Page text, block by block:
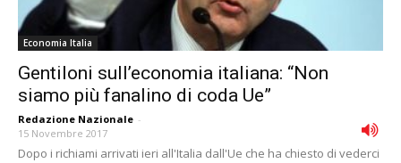
Economia Italia
Gentiloni sull’economia italiana: “Non
siamo più fanalino di coda Ue”
Redazione Nazionale -
15 Novembre 2017
Dopo i richiami arrivati ieri all'Italia dall'Ue che ha chiesto di vederci